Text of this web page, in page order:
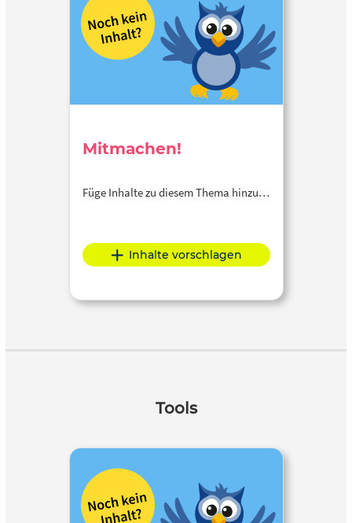
Mitmachen!
Füge Inhalte zu diesem Thema hinzu…
Inhalte vorschlagen
Tools